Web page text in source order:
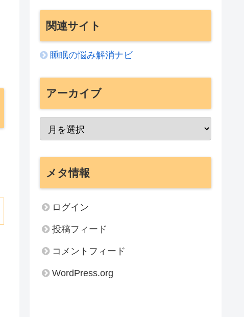
関連サイト
睡眠の悩み解消ナビ
アーカイブ
メタ情報
ログイン
投稿フィード
コメントフィード
WordPress.org